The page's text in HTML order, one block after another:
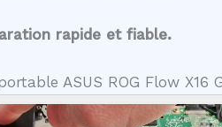
rapide et fiable.
ASUS ROG Flow X16